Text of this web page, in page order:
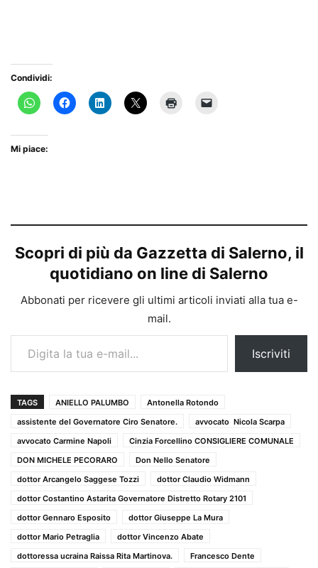
Condividi:
Mi piace:
Scopri di più da Gazzetta di Salerno, il
quotidiano on line di Salerno
Abbonati per ricevere gli ultimi articoli inviati alla tua e-
mail.
Digita la tua e-mail...
Iscriviti
TAGS ANIELLO PALUMBO
Antonella Rotondo
assistente del Governatore Ciro Senatore.
avvocato Nicola Scarpa
avvocato Carmine Napoli
Cinzia Forcellino CONSIGLIERE COMUNALE
DON MICHELE PECORARO
Don Nello Senatore
dottor Arcangelo Saggese Tozzi
dottor Claudio Widmann
dottor Costantino Astarita Governatore Distretto Rotary 2101
dottor Gennaro Esposito
dottor Giuseppe La Mura
dottor Mario Petraglia
dottor Vincenzo Abate
dottoressa ucraina Raissa Rita Martinova.
Francesco Dente